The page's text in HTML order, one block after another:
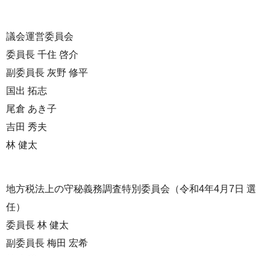
議会運営委員会
委員長 千住 啓介
副委員長 灰野 修平
国出 拓志
尾倉 あき子
吉田 秀夫
林 健太
地方税法上の守秘義務調査特別委員会（令和4年4月7日 選
任）
委員長 林 健太
副委員長 梅田 宏希